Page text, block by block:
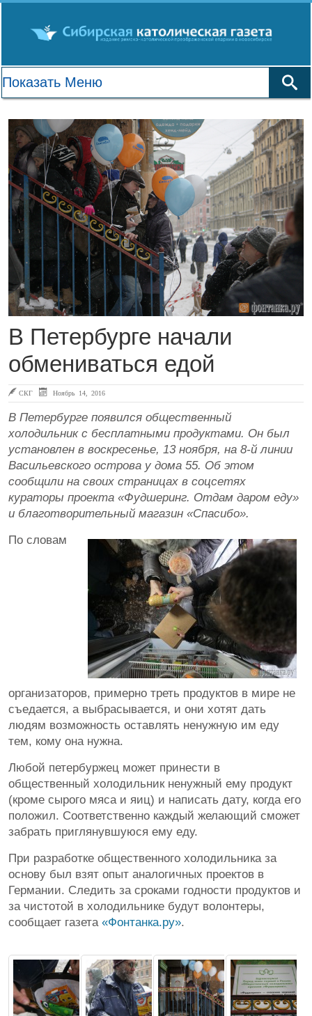
В Петербурге начали
обмениваться едой
СКГ Ноябрь 14, 2016
В Петербурге появился общественный
холодильник с бесплатными продуктами. Он был
установлен в воскресенье, 13 ноября, на 8-й линии
Васильевского острова у дома 55. Об этом
сообщили на своих страницах в соцсетях
кураторы проекта «Фудшеринг. Отдам даром еду»
и благотворительный магазин «Спасибо».
По словам
организаторов, примерно треть продуктов в мире не
съедается, а выбрасывается, и они хотят дать
людям возможность оставлять ненужную им еду
тем, кому она нужна.
Любой петербуржец может принести в
общественный холодильник ненужный ему продукт
(кроме сырого мяса и яиц) и написать дату, когда его
положил. Соответственно каждый желающий сможет
забрать приглянувшуюся ему еду.
При разработке общественного холодильника за
основу был взят опыт аналогичных проектов в
Германии. Следить за сроками годности продуктов и
за чистотой в холодильнике будут волонтеры,
сообщает газета «Фонтанка.ру».